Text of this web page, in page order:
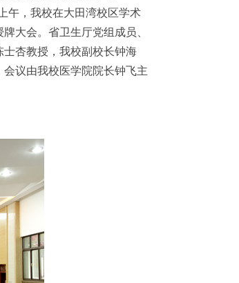
午，我校在大田湾校区学术
大会。省卫生厅党组成员、
杏教授，我校副校长钟海
议由我校医学院院长钟飞主